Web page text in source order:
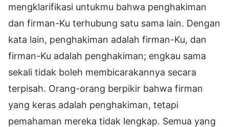
mengklarifikasi untukmu bahwa penghakiman
dan firman-Ku terhubung satu sama lain. Dengan
kata lain, penghakiman adalah firman-Ku, dan
firman-Ku adalah penghakiman; engkau sama
sekali tidak boleh membicarakannya secara
terpisah. Orang-orang berpikir bahwa firman
yang keras adalah penghakiman, tetapi
pemahaman mereka tidak lengkap. Semua yang